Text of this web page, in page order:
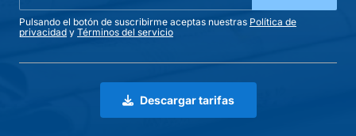
Pulsando el botón de suscribirme aceptas nuestras Política de
privacidad y Términos del servicio
Descargar tarifas